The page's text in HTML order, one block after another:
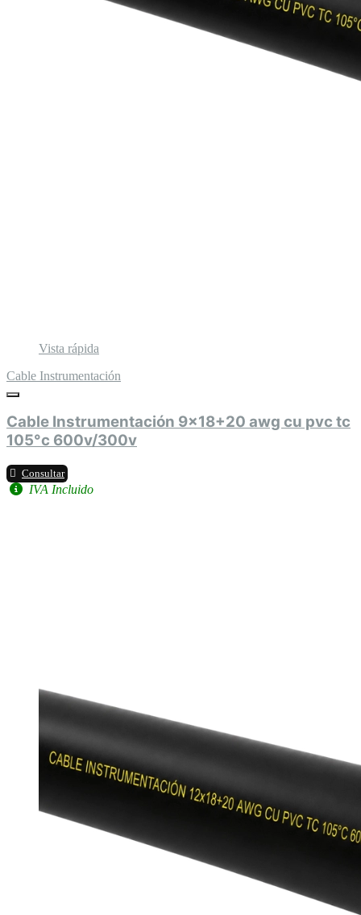
Vista rápida
Cable Instrumentación
Cable Instrumentación 9x18+20 awg cu pvc tc
105°c 600v/300v
Consultar
IVA Incluido